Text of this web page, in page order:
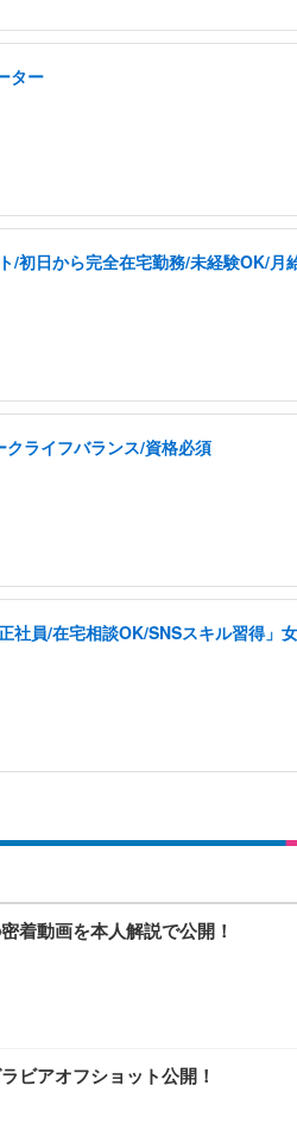
ター
/初日から完全在宅勤務/未経験OK/月
ライフバランス/資格必須
社員/在宅相談OK/SNSスキル習得」
着動画を本人解説で公開！
ビアオフショット公開！